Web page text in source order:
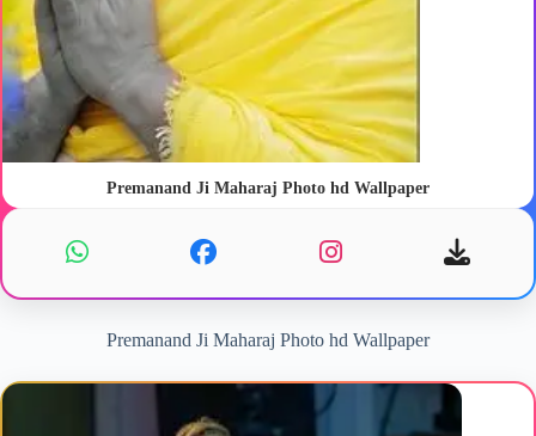
Premanand Ji Maharaj Photo hd Wallpaper
Premanand Ji Maharaj Photo hd Wallpaper